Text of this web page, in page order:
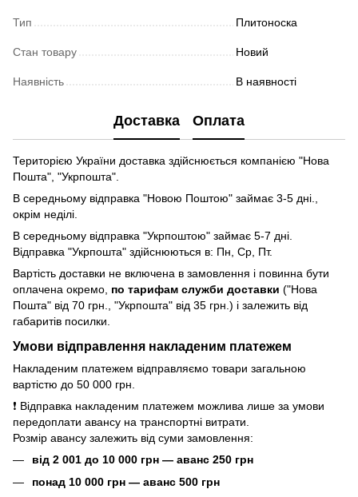
Тип Плитоноска
Стан товару Новий
Наявність В наявності
Доставка Оплата
Територією України доставка здійснюється компанією "Нова
Пошта", "Укрпошта".
В середньому відправка "Новою Поштою" займає 3-5 дні.,
окрім неділі.
В середньому відправка "Укрпоштою" займає 5-7 дні.
Відправка "Укрпошта" здійснюються в: Пн, Ср, Пт.
Вартість доставки не включена в замовлення і повинна бути
оплачена окремо, по тарифам служби доставки ("Нова
Пошта" від 70 грн., "Укрпошта" від 35 грн.) і залежить від
габаритів посилки.
Умови відправлення накладеним платежем
Накладеним платежем відправляємо товари загальною
вартістю до 50 000 грн.
❗ Відправка накладеним платежем можлива лише за умови
передоплати авансу на транспортні витрати.
Розмір авансу залежить від суми замовлення:
від 2 001 до 10 000 грн — аванс 250 грн
понад 10 000 грн — аванс 500 грн